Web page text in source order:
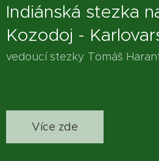
Indiánská stezka
Kozodoj -
vedoucí stezky Tomáš
Více zde